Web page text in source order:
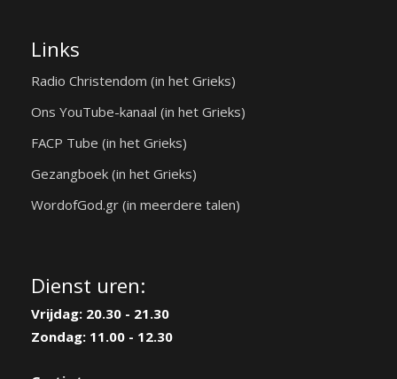
Links
Radio Christendom (in het Grieks)
Ons YouTube-kanaal (in het Grieks)
FACP Tube (in het Grieks)
Gezangboek (in het Grieks)
WordofGod.gr (in meerdere talen)
Dienst uren:
Vrijdag: 20.30 - 21.30
Zondag: 11.00 - 12.30